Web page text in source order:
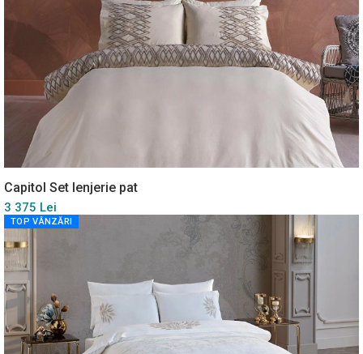
Capitol Set lenjerie pat
3 375 Lei
TOP VÂNZĂRI